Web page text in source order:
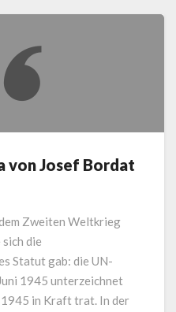
von Josef Bordat
Zweiten Weltkrieg
die
Statut gab: die UN-
1945 unterzeichnet
1945 in Kraft trat. In der